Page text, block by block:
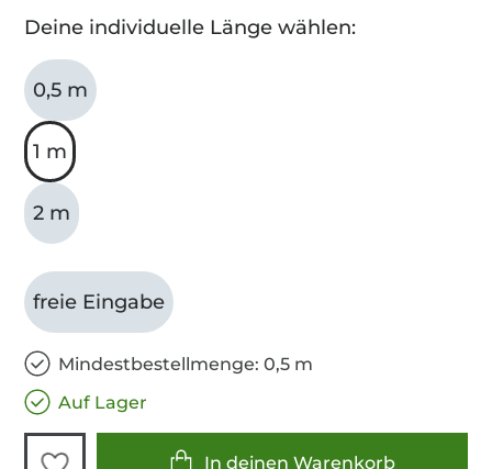
Deine individuelle Länge wählen:
0,5 m
1 m
2 m
freie Eingabe
Mindestbestellmenge: 0,5 m
Auf Lager
In deinen Warenkorb